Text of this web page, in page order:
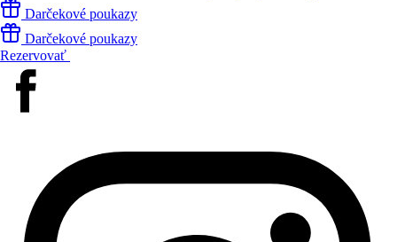
Darčekové poukazy
Darčekové poukazy
Rezervovať